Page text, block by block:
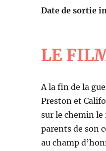
Date de sortie
LE
A la fin de la
Preston et
sur le chemin le
parents de son
au champ